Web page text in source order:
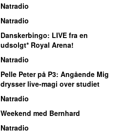
Natradio
Natradio
Danskerbingo: LIVE fra en
udsolgt* Royal Arena!
Natradio
Pelle Peter på P3: Angående Mig
drysser live-magi over studiet
Natradio
Weekend med Bernhard
Natradio